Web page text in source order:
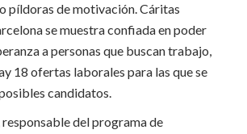
píldoras de motivación. Cáritas
se muestra confiada en poder
a personas que buscan trabajo,
18 ofertas laborales para las que se
candidatos.
del programa de